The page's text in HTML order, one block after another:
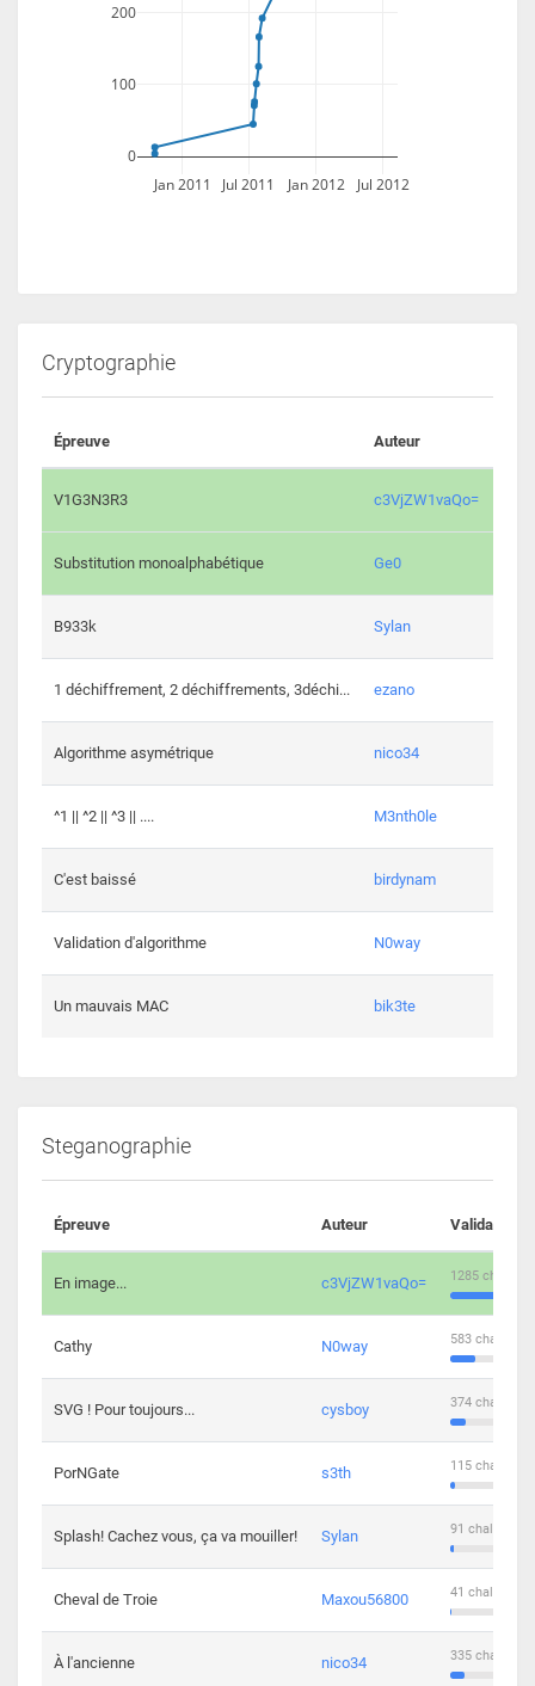
Jan 2011 Jul 2011 Jan 2012 Jul 2012
0
100
200
Cryptographie
Épreuve Auteur
V1G3N3R3 c3VjZW1vaQo=
Substitution monoalphabétique Ge0
B933k Sylan
1 déchiffrement, 2 déchiffrements, 3déchi... ezano
Algorithme asymétrique nico34
^1 || ^2 || ^3 || .... M3nth0le
C'est baissé birdynam
Validation d'algorithme N0way
Un mauvais MAC bik3te
Steganographie
Épreuve Auteur Validations
En image... c3VjZW1vaQo= 1285
Cathy N0way 583
SVG ! Pour toujours... cysboy 374
PorNGate s3th 115
Splash! Cachez vous, ça va mouiller! Sylan 91
Cheval de Troie Maxou56800 41
À l'ancienne nico34 335